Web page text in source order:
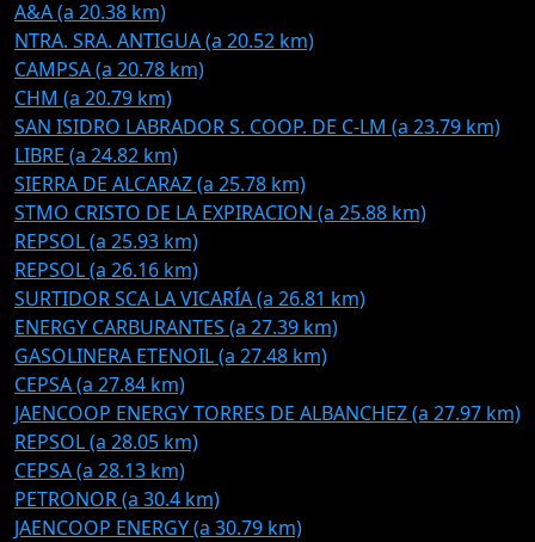
A&A (a 20.38 km)
NTRA. SRA. ANTIGUA (a 20.52 km)
CAMPSA (a 20.78 km)
CHM (a 20.79 km)
SAN ISIDRO LABRADOR S. COOP. DE C-LM (a 23.79 km)
LIBRE (a 24.82 km)
SIERRA DE ALCARAZ (a 25.78 km)
STMO CRISTO DE LA EXPIRACION (a 25.88 km)
REPSOL (a 25.93 km)
REPSOL (a 26.16 km)
SURTIDOR SCA LA VICARÍA (a 26.81 km)
ENERGY CARBURANTES (a 27.39 km)
GASOLINERA ETENOIL (a 27.48 km)
CEPSA (a 27.84 km)
JAENCOOP ENERGY TORRES DE ALBANCHEZ (a 27.97 km)
REPSOL (a 28.05 km)
CEPSA (a 28.13 km)
PETRONOR (a 30.4 km)
JAENCOOP ENERGY (a 30.79 km)